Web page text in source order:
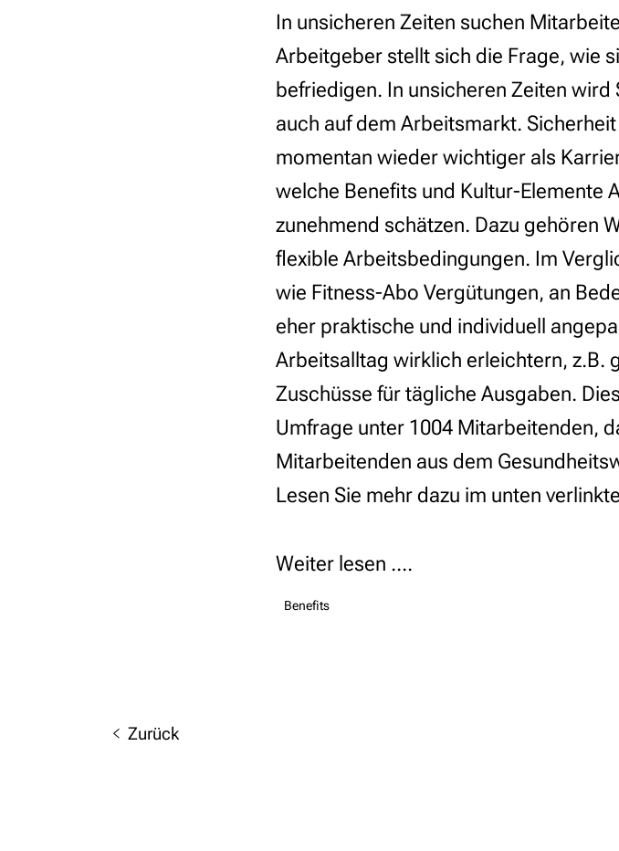
In unsicheren Zeiten suchen
Arbeitgeber stellt sich die Frage, wie
befriedigen. In unsicheren Zeiten
auch auf dem Arbeitsmarkt.
momentan wieder wichtiger als
welche Benefits und Kultur-Elemente
zunehmend schätzen. Dazu gehören
flexible Arbeitsbedingungen. Im
wie Fitness-Abo Vergütungen, an
eher praktische und individuell
Arbeitsalltag wirklich erleichtern, z.B.
Zuschüsse für tägliche Ausgaben.
Umfrage unter 1004 Mitarbeitenden,
Mitarbeitenden aus dem
Lesen Sie mehr dazu im unten
Weiter lesen ....
Benefits
Zurück